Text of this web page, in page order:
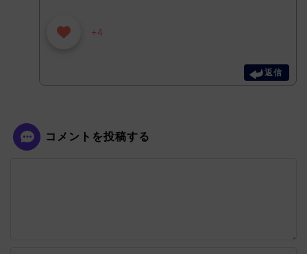
+4
返信
コメントを投稿する